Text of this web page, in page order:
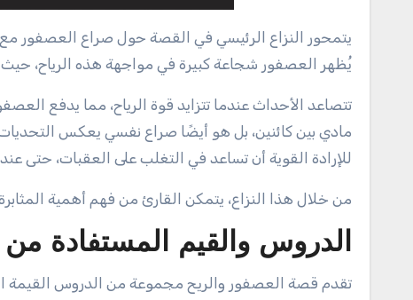
يتمحور النزاع الرئيسي في القصة حول صراع العصفور مع
يُظهر العصفور شجاعة كبيرة في مواجهة هذه الرياح،
تتصاعد الأحداث عندما تتزايد قوة الرياح، مما يدفع
مادي بين كائنين، بل هو أيضًا صراع نفسي يعكس
للإرادة القوية أن تساعد في التغلب على العقبات، حتى
من خلال هذا النزاع، يتمكن القارئ من فهم أهمية
الدروس والقيم المستفادة
تقدم قصة العصفور والريح مجموعة من الدروس القيمة